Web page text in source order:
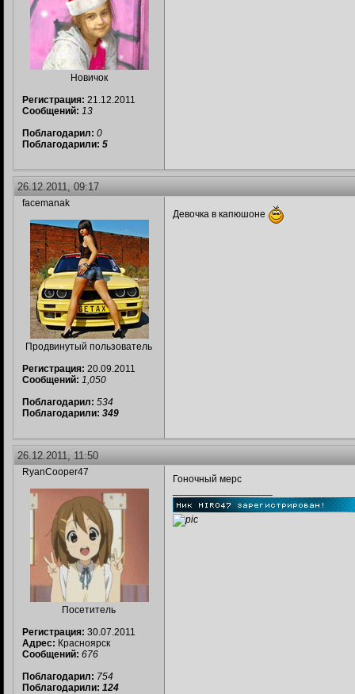
Новичок
Регистрация: 21.12.2011
Сообщений: 13
Поблагодарил: 0
Поблагодарили: 5
26.12.2011, 09:17
facemanak
Продвинутый пользователь
Регистрация: 20.09.2011
Сообщений: 1,050
Поблагодарил: 534
Поблагодарили: 349
Девочка в капюшоне
26.12.2011, 11:50
RyanCooper47
Посетитель
Регистрация: 30.07.2011
Адрес: Красноярск
Сообщений: 676
Поблагодарил: 754
Поблагодарили: 124
Гоночный мерс